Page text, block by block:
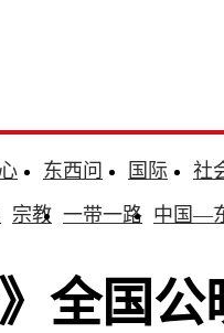
东西问 国际
社
宗教 一带一路 中国—
》全国